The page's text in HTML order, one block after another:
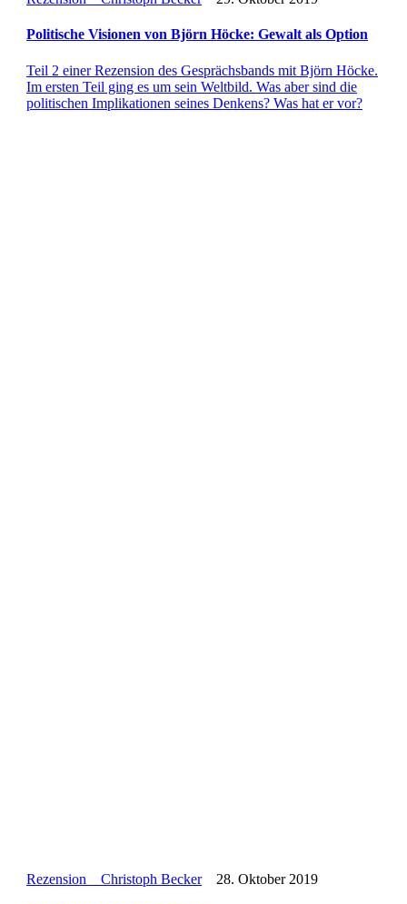
Poli­ti­sche Visio­nen von Björn Höcke: Gewalt als Option
Teil 2 einer Rezen­sion des Gesprächs­bands mit Björn Höcke.
Im ersten Teil ging es um sein Welt­bild. Was aber sind die
poli­ti­schen Impli­ka­tio­nen seines Denkens? Was hat er vor?
Rezension Christoph Becker28. Oktober 2019